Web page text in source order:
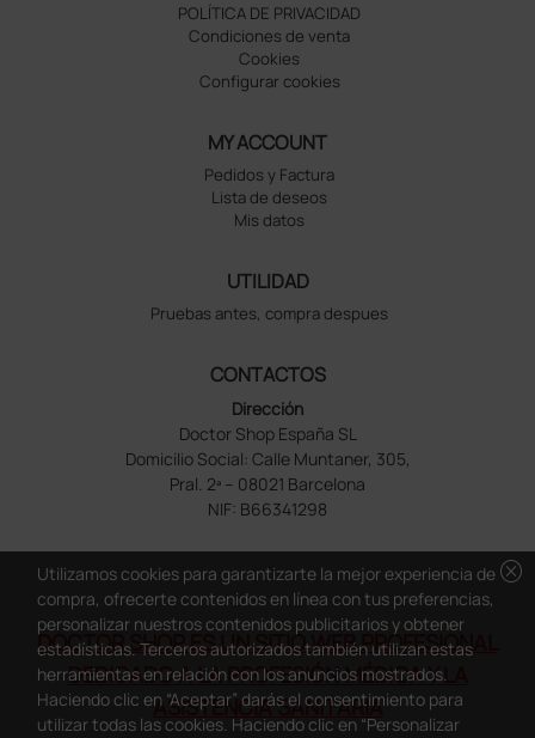
POLÍTICA DE PRIVACIDAD
Condiciones de venta
Cookies
Configurar cookies
MY ACCOUNT
Pedidos y Factura
Lista de deseos
Mis datos
UTILIDAD
Pruebas antes, compra despues
CONTACTOS
Dirección
Doctor Shop España SL
Domicilio Social: Calle Muntaner, 305,
Pral. 2ª – 08021 Barcelona
NIF: B66341298
DOCTOR SHOP ES UN SITIO WEB PROFESIONAL
DEDICADO A LA PROFESIÓN MÉDICA Y LA
ASISTENCIA SANITARIA
cancel
Utilizamos cookies para garantizarte la mejor experiencia de
compra, ofrecerte contenidos en línea con tus preferencias,
personalizar nuestros contenidos publicitarios y obtener
estadísticas. Terceros autorizados también utilizan estas
herramientas en relación con los anuncios mostrados.
Haciendo clic en “Aceptar” darás el consentimiento para
utilizar todas las cookies. Haciendo clic en “Personalizar